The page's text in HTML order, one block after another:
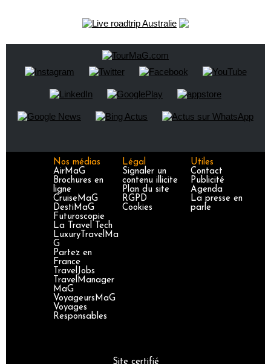
Nos médias
AirMaG
Brochures en
ligne
CruiseMaG
DestiMaG
Futuroscopie
La Travel Tech
LuxuryTravelMa
G
Partez en
France
TravelJobs
TravelManager
MaG
VoyageursMaG
Voyages
Responsables
Légal
Signaler un
contenu illicite
Plan du site
RGPD
Cookies
Utiles
Contact
Publicité
Agenda
La presse en
parle
Site certifié